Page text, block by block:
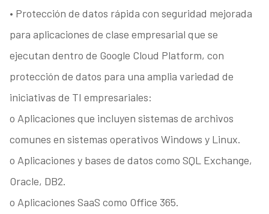
• Protección de datos rápida con seguridad mejorada
para aplicaciones de clase empresarial que se
ejecutan dentro de Google Cloud Platform, con
protección de datos para una amplia variedad de
iniciativas de TI empresariales:
o Aplicaciones que incluyen sistemas de archivos
comunes en sistemas operativos Windows y Linux.
o Aplicaciones y bases de datos como SQL Exchange,
Oracle, DB2.
o Aplicaciones SaaS como Office 365.